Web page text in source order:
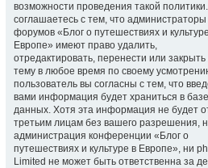
возможности проведения такой
соглашаетесь с тем, что администраторы
форумов «Блог о путешествиях и
Европе» имеют право удалить,
отредактировать, перенести или
тему в любое время по своему
пользователь вы согласны с тем, что
вами информация будет храниться в базе
данных. Хотя эта информация не будет
третьим лицам без вашего разрешения,
администрация конференции «Блог о
путешествиях и культуре в Европе», ни
Limited не может быть ответственна за